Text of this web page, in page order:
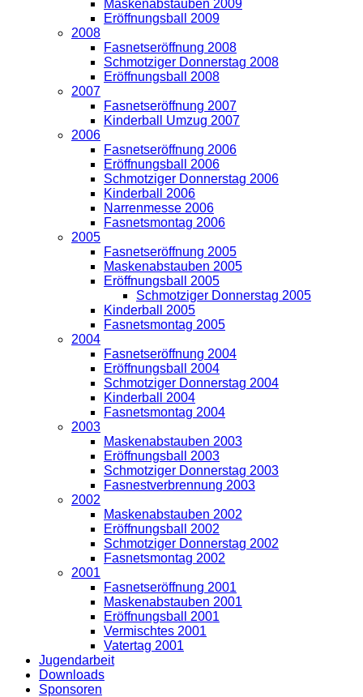
Maskenabstauben 2009
Eröffnungsball 2009
2008
Fasnetseröffnung 2008
Schmotziger Donnerstag 2008
Eröffnungsball 2008
2007
Fasnetseröffnung 2007
Kinderball Umzug 2007
2006
Fasnetseröffnung 2006
Eröffnungsball 2006
Schmotziger Donnerstag 2006
Kinderball 2006
Narrenmesse 2006
Fasnetsmontag 2006
2005
Fasnetseröffnung 2005
Maskenabstauben 2005
Eröffnungsball 2005
Schmotziger Donnerstag 2005
Kinderball 2005
Fasnetsmontag 2005
2004
Fasnetseröffnung 2004
Eröffnungsball 2004
Schmotziger Donnerstag 2004
Kinderball 2004
Fasnetsmontag 2004
2003
Maskenabstauben 2003
Eröffnungsball 2003
Schmotziger Donnerstag 2003
Fasnestverbrennung 2003
2002
Maskenabstauben 2002
Eröffnungsball 2002
Schmotziger Donnerstag 2002
Fasnetsmontag 2002
2001
Fasnetseröffnung 2001
Maskenabstauben 2001
Eröffnungsball 2001
Vermischtes 2001
Vatertag 2001
Jugendarbeit
Downloads
Sponsoren